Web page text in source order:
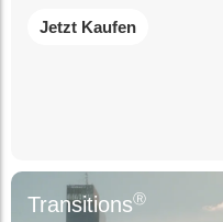
Jetzt Kaufen
TransitionsⓇ